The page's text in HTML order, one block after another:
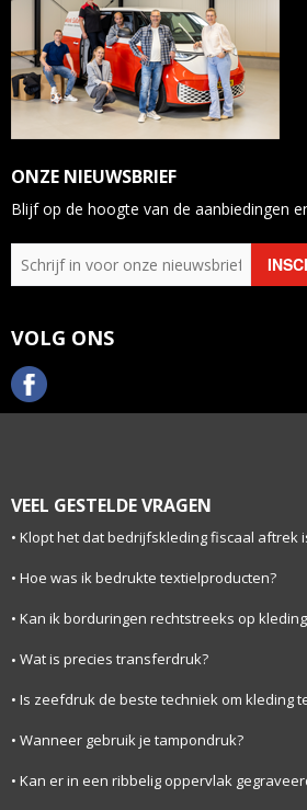
ONZE NIEUWSBRIEF
Blijf op de hoogte van de aanbiedingen
VOLG ONS
VEEL GESTELDE VRAGEN
Klopt het dat bedrijfskleding fiscaal aftrek
Hoe was ik bedrukte textielproducten?
Kan ik borduringen rechtstreeks op
Wat is precies transferdruk?
Is zeefdruk de beste techniek om kleding
Wanneer gebruik je tampondruk?
Kan er in een ribbelig oppervlak